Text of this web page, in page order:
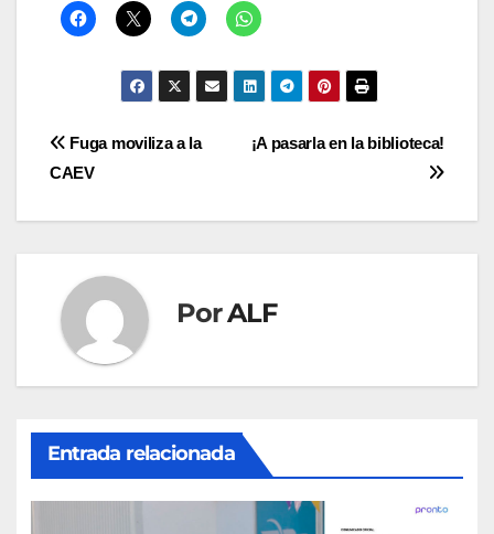
Navegación
¡A pasarla en la biblioteca!
Fuga moviliza a la
CAEV
PorALF
Entrada relacionada